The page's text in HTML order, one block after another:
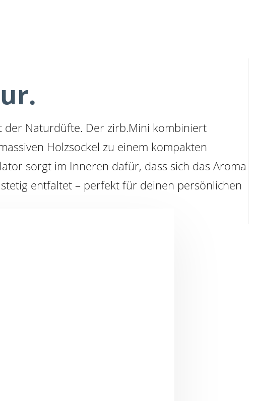
der Naturdüfte. Der zirb.Mini kombiniert
Holzsockel zu einem kompakten
sorgt im Inneren dafür, dass sich das Aroma
stetig entfaltet – perfekt für deinen persönlichen